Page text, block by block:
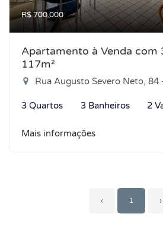
R$ 700.000
Apartamento à Venda com
117m²
Rua Augusto Severo Neto, 84 - Pirangi
3 Quartos 3 Banheiros 2
Mais informações
‹ 1 ›